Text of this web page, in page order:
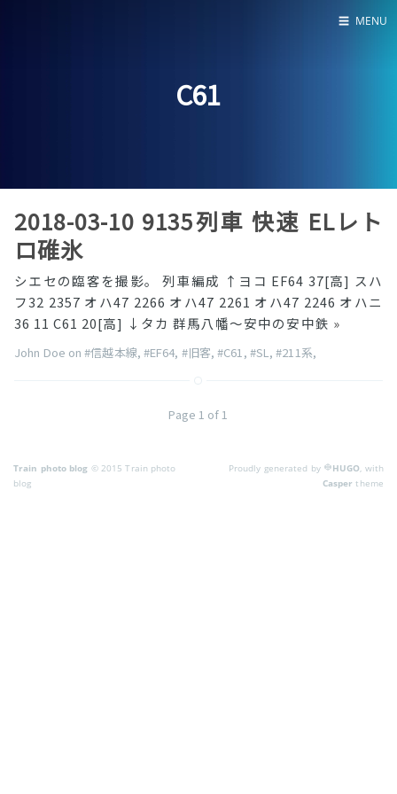
☰ MENU
C61
2018-03-10 9135列車 快速 ELレト
ロ碓氷
シエセの臨客を撮影。 列車編成 ↑ヨコ EF64 37[高] スハ
フ32 2357 オハ47 2266 オハ47 2261 オハ47 2246 オハニ
36 11 C61 20[高] ↓タカ 群馬八幡〜安中の安中鉄 »
John Doe on#信越本線, #EF64, #旧客,#C61 , #SL ,#211系,
Page 1 of 1
Train photo blog © 2015 Train photo
blog
Proudly generated by HUGO , with
Casper theme